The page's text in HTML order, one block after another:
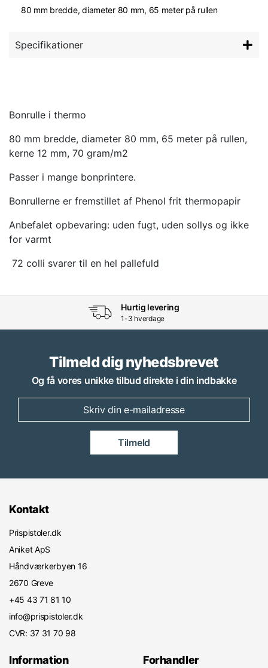
80 mm bredde, diameter 80 mm, 65 meter på rullen
Specifikationer
Bonrulle i thermo
80 mm bredde, diameter 80 mm, 65 meter på rullen,
kerne 12 mm, 70 gram/m2
Passer i mange bonprintere.
Bonrullerne er fremstillet af Phenol frit thermopapir
Anbefalet opbevaring: uden fugt, uden sollys og ikke
for varmt
72 colli svarer til en hel pallefuld
Hurtig levering
1-3 hverdage
Tilmeld dig nyhedsbrevet
Og få vores unikke tilbud direkte i din indbakke
Tilmeld
Kontakt
Prispistoler.dk
Aniket ApS
Håndværkerbyen 16
2670 Greve
+45 43 71 81 10
info@prispistoler.dk
CVR: 37 31 70 98
Information Forhandler